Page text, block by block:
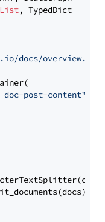
List, TypedDict
docs/overview.md"
post-content"